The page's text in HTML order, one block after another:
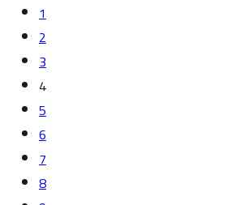
1
2
3
4
5
6
7
8